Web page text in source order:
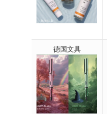
德国文具